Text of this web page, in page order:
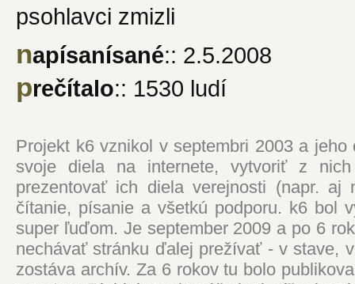
psohlavci zmizli
napísanísané:: 2.5.2008
prečítalo:: 1530 ludí
Projekt k6 vznikol v septembri 2003 a
svoje diela na internete, vytvoriť z
prezentovať ich diela verejnosti (napr. aj
čítanie, písanie a všetkú podporu. k6 bol
super ľuďom. Je september 2009 a po 6
nechávať stránku ďalej prežívať - v stave,
zostáva archív. Za 6 rokov tu bolo